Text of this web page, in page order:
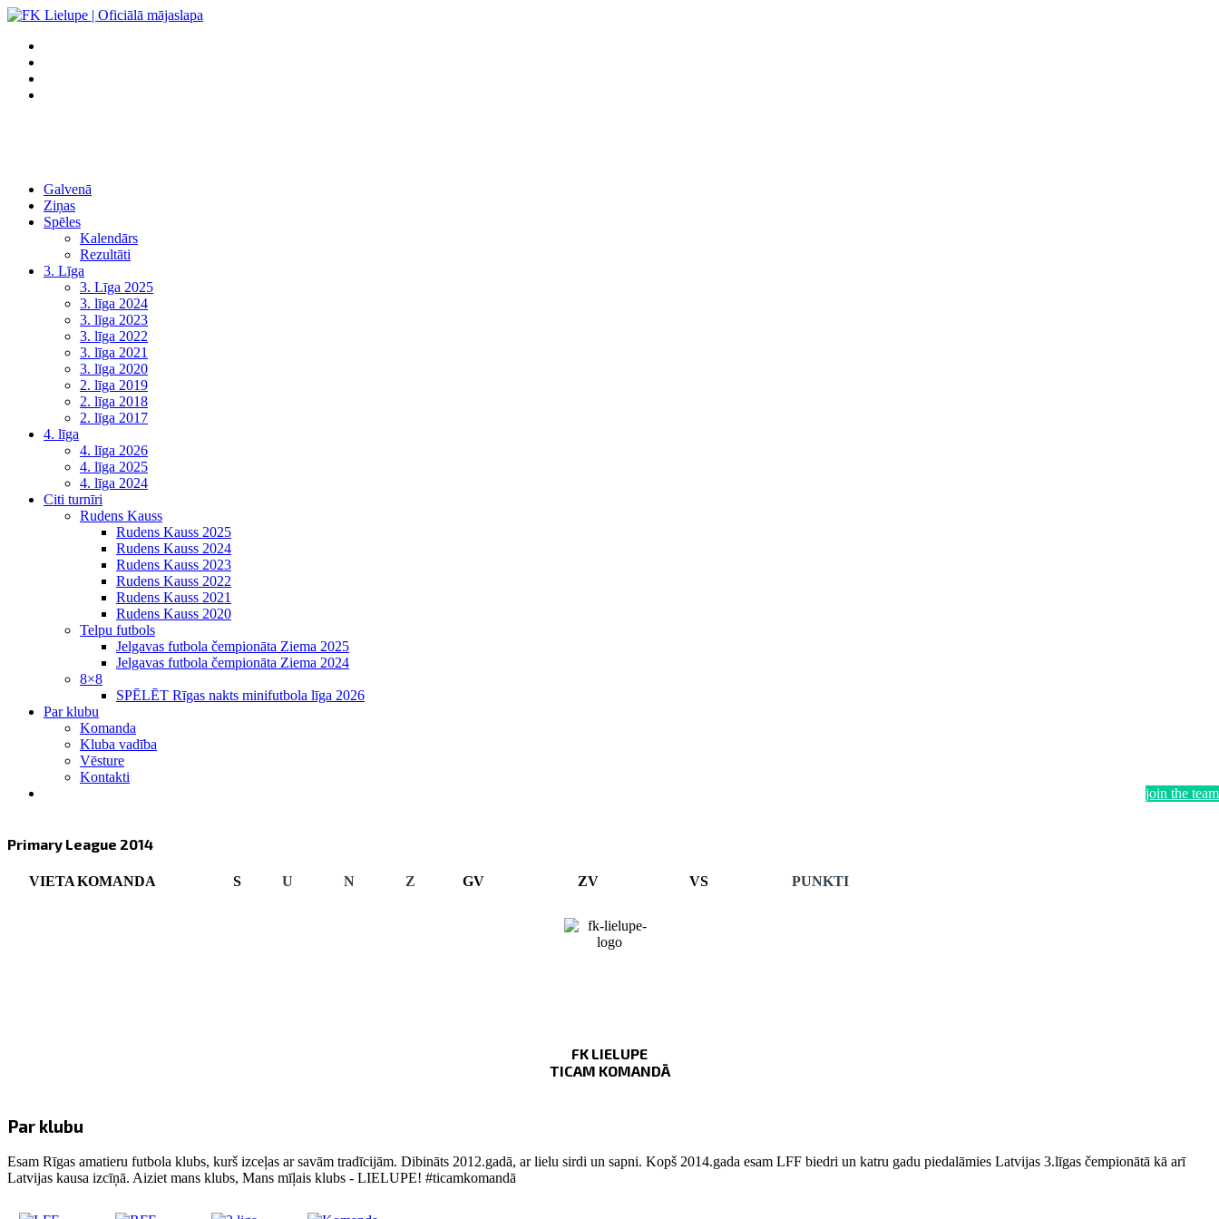
Galvenā
Ziņas
Spēles
Kalendārs
Rezultāti
3. Līga
3. Līga 2025
3. līga 2024
3. līga 2023
3. līga 2022
3. līga 2021
3. līga 2020
2. līga 2019
2. līga 2018
2. līga 2017
4. līga
4. līga 2026
4. līga 2025
4. līga 2024
Citi turnīri
Rudens Kauss
Rudens Kauss 2025
Rudens Kauss 2024
Rudens Kauss 2023
Rudens Kauss 2022
Rudens Kauss 2021
Rudens Kauss 2020
Telpu futbols
Jelgavas futbola čempionāta Ziema 2025
Jelgavas futbola čempionāta Ziema 2024
8×8
SPĒLĒT Rīgas nakts minifutbola līga 2026
Par klubu
Komanda
Kluba vadība
Vēsture
Kontakti
join the team
Primary League 2014
VIETAKOMANDA S U N Z GV ZV VS PUNKTI
FK LIELUPE
TICAM KOMANDĀ
Par klubu
Esam Rīgas amatieru futbola klubs, kurš izceļas ar savām tradīcijām. Dibināts 2012.gadā, ar lielu sirdi un sapni. Kopš 2014.gada esam LFF biedri un katru gadu piedalāmies Latvijas 3.līgas čempionātā kā arī
Latvijas kausa izcīņā. Aiziet mans klubs, Mans mīļais klubs - LIELUPE! #ticamkomandā